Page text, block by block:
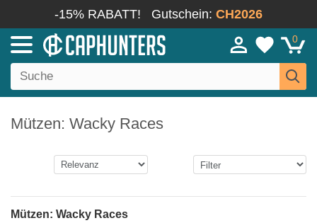
-15% RABATT! Gutschein: CH2026
0
Mützen: Wacky Races
Mützen: Wacky Races